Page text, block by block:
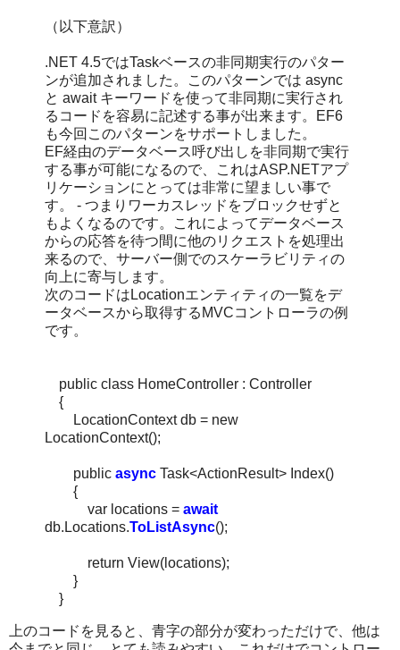
（以下意訳）
.NET 4.5ではTaskベースの非同期実行のパター
ンが追加されました。このパターンでは async
と await キーワードを使って非同期に実行され
るコードを容易に記述する事が出来ます。EF6
も今回このパターンをサポートしました。
EF経由のデータベース呼び出しを非同期で実行
する事が可能になるので、これはASP.NETアプ
リケーションにとっては非常に望ましい事で
す。 - つまりワーカスレッドをブロックせずと
もよくなるのです。これによってデータベース
からの応答を待つ間に他のリクエストを処理出
来るので、サーバー側でのスケーラビリティの
向上に寄与します。
次のコードはLocationエンティティの一覧をデ
ータベースから取得するMVCコントローラの例
です。
public class HomeController : Controller
{
LocationContext db = new
LocationContext();
public async Task<ActionResult> Index()
{
var locations = await
db.Locations.ToListAsync();
return View(locations);
}
}
上のコードを見ると、青字の部分が変わっただけで、他は